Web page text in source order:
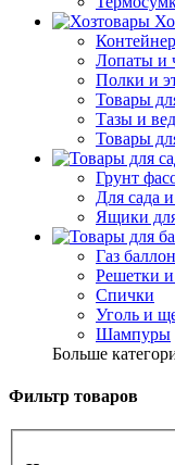
Лопаты и
Полки и
Товары
Тазы и
Товары
Грунт
Для сада
Ящики
Газ
Решетки
Спички
Уголь и
Шампуры
Больше
Фильтр товаров